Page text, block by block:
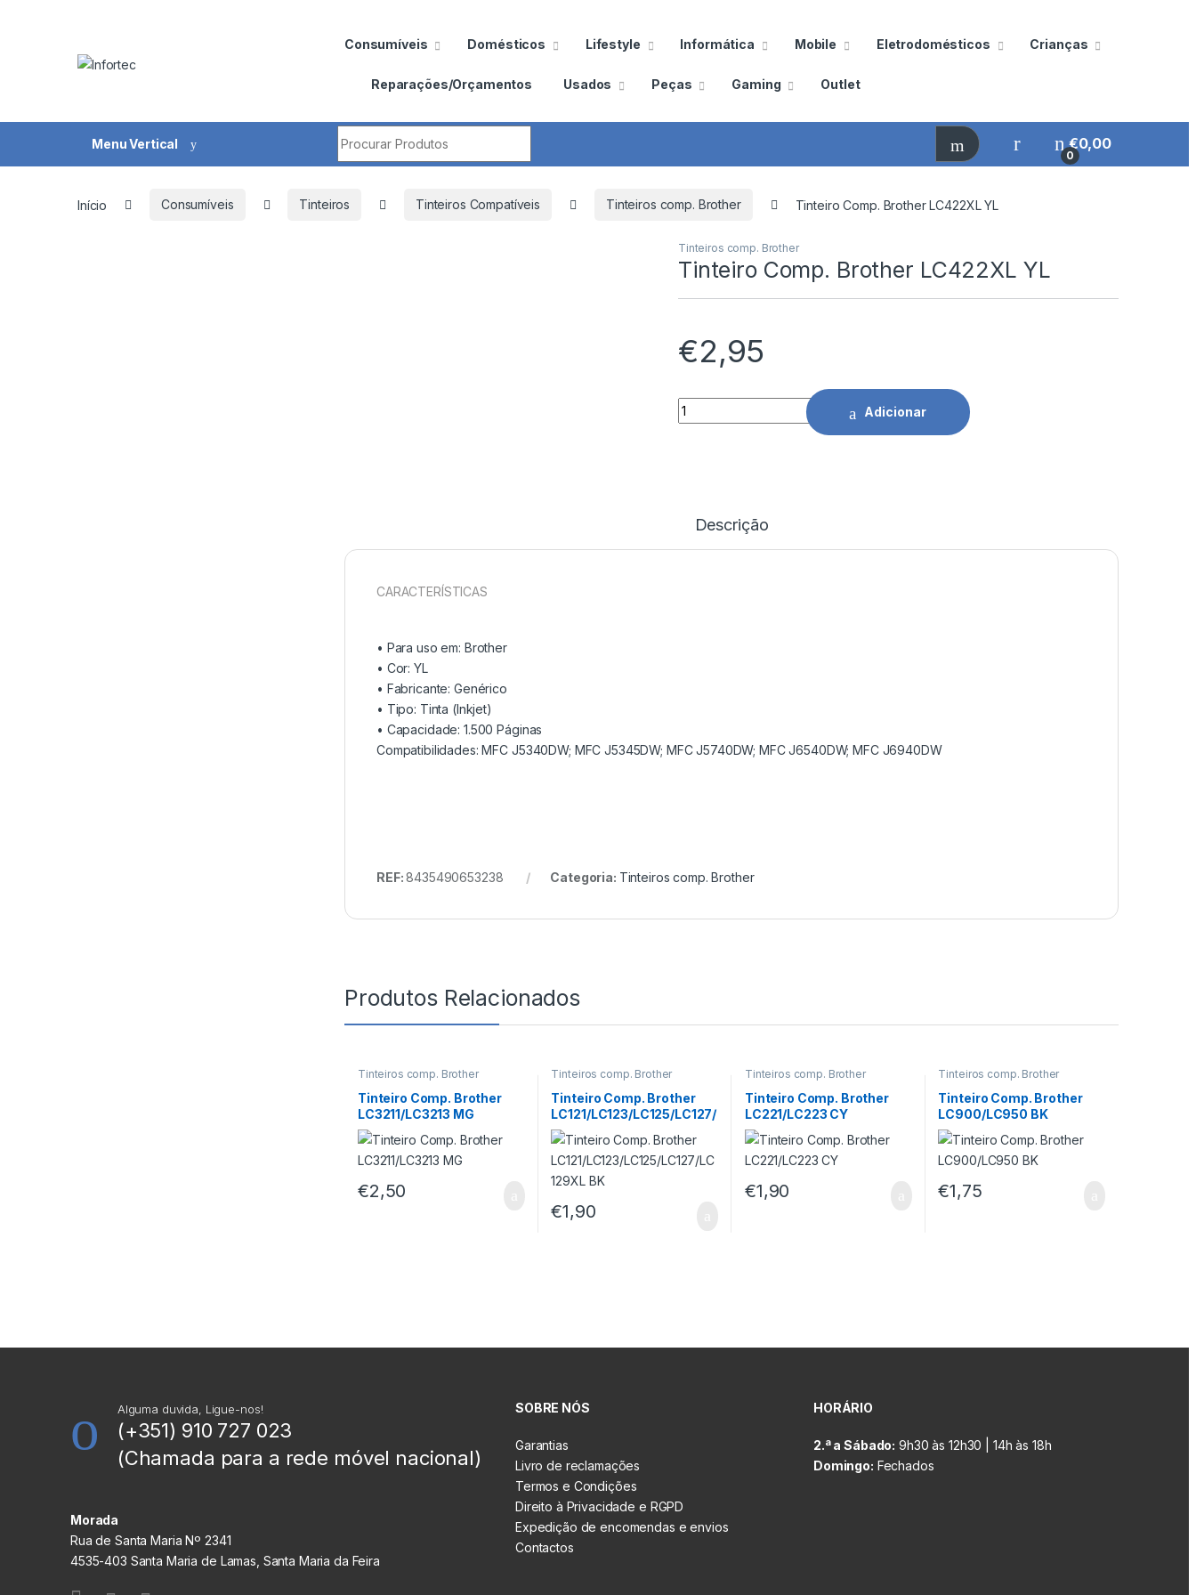
Consumíveis Domésticos Lifestyle Informática Mobile Eletrodomésticos Crianças
Reparações/Orçamentos Usados Peças Gaming Outlet
Menu Vertical
0
€0,00
Início Consumíveis Tinteiros Tinteiros Compatíveis Tinteiros comp. Brother Tinteiro Comp. Brother LC422XL YL
Tinteiros comp. Brother
Tinteiro Comp. Brother LC422XL YL
€2,95
Tinteiro Comp. Brother LC422XL YL quantidade
Adicionar
Descrição
CARACTERÍSTICAS
• Para uso em: Brother
• Cor: YL
• Fabricante:Genérico
• Tipo: Tinta (Inkjet)
• Capacidade:1.500 Páginas
Compatibilidades: MFC J5340DW; MFC J5345DW; MFC J5740DW; MFC J6540DW; MFC J6940DW
REF:8435490653238 Categoria: Tinteiros comp. Brother
Produtos Relacionados
Tinteiros comp. Brother
Tinteiro Comp. Brother
LC3211/LC3213 MG
€2,50
Tinteiros comp. Brother
Tinteiro Comp. Brother
LC121/LC123/LC125/LC127/
LC129XL BK
€1,90
Tinteiros comp. Brother
Tinteiro Comp. Brother
LC221/LC223 CY
€1,90
Tinteiros comp. Brother
Tinteiro Comp. Brother
LC900/LC950 BK
€1,75
Alguma duvida, Ligue-nos!
(+351) 910 727 023
(Chamada para a rede móvel nacional)
Morada
Rua de Santa Maria Nº 2341
4535-403 Santa Maria de Lamas, Santa Maria da Feira
SOBRE NÓS
Garantias
Livro de reclamações
Termos e Condições
Direito à Privacidade e RGPD
Expedição de encomendas e envios
Contactos
HORÁRIO
2.ª a Sábado: 9h30 às 12h30 | 14h às 18h
Domingo: Fechados